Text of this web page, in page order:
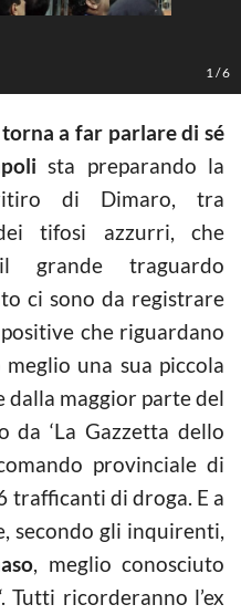
1 /6
torna a far parlare di sé
sta preparando la
di Dimaro, tra
tifosi azzurri, che
grande traguardo
ci sono da registrare
che riguardano
una sua piccola
dalla maggior parte del
‘La Gazzetta dello
provinciale di
trafficanti di droga. E a
secondo gli inquirenti,
, meglio conosciuto
Tutti ricorderanno l’ex